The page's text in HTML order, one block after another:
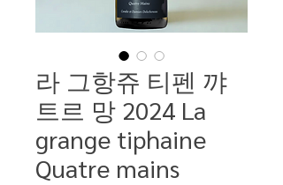
라 그항쥬 티펜 꺄
트르 망 2024 La
grange tiphaine
Quatre mains